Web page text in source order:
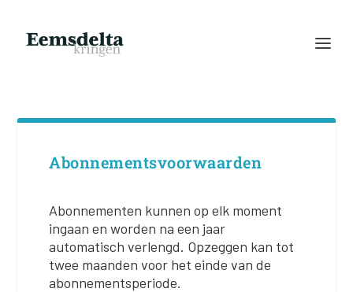
Abonnementsvoorwaarden
Abonnementen kunnen op elk moment
ingaan en worden na een jaar
automatisch verlengd. Opzeggen kan tot
twee maanden voor het einde van de
abonnementsperiode.